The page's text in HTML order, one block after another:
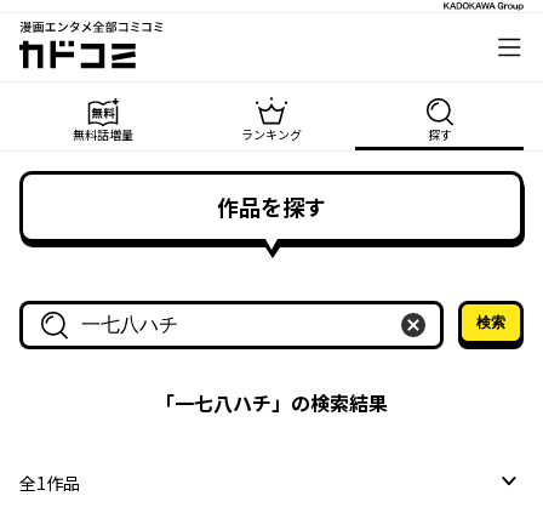
漫画エンタメ全部コミコミ
カドコミ
無料話増量 ランキング 探す
作品を探す
作品名・作家名で探す
検索
「一七八ハチ」の検索結果
全1作品